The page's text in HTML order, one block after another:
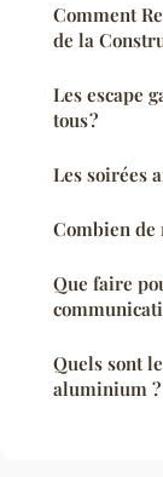
Comment
de la
Les escape
tous ?
Les soirées
Combien de
Que faire
Quels sont
aluminium ?